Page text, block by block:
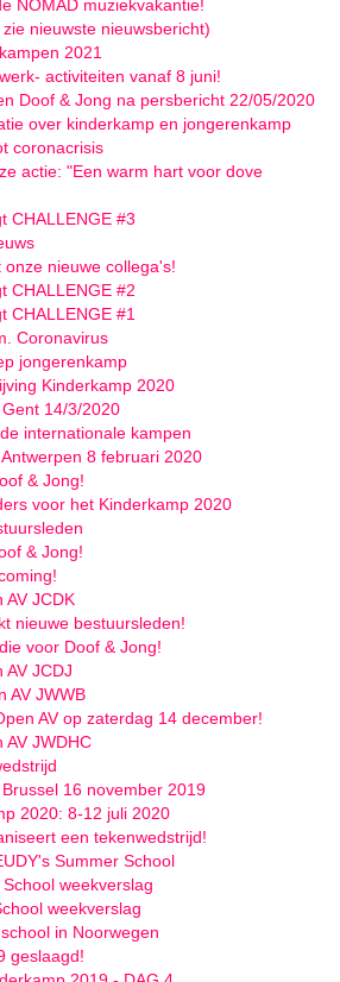
NOMAD muziekvakantie!
nieuwste nieuwsbericht)
2021
activiteiten vanaf 8 juni!
Doof & Jong na persbericht 22/05/2020
over kinderkamp en jongerenkamp
coronacrisis
actie: "Een warm hart voor dove
CHALLENGE #3
nieuwe collega's!
CHALLENGE #2
CHALLENGE #1
Coronavirus
jongerenkamp
Kinderkamp 2020
14/3/2020
internationale kampen
8 februari 2020
& Jong!
voor het Kinderkamp 2020
& Jong!
AV JCDK
nieuwe bestuursleden!
voor Doof & Jong!
AV JCDJ
AV JWWB
AV op zaterdag 14 december!
AV JWDHC
16 november 2019
2020: 8-12 juli 2020
een tekenwedstrijd!
Summer School
weekverslag
weekverslag
in Noorwegen
geslaagd!